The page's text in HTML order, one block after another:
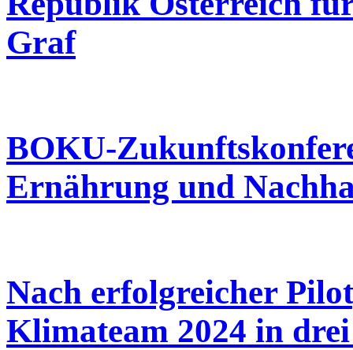
Graf
BOKU-
Ernährung und
Nach erfolgreicher
Klimateam 2024 in